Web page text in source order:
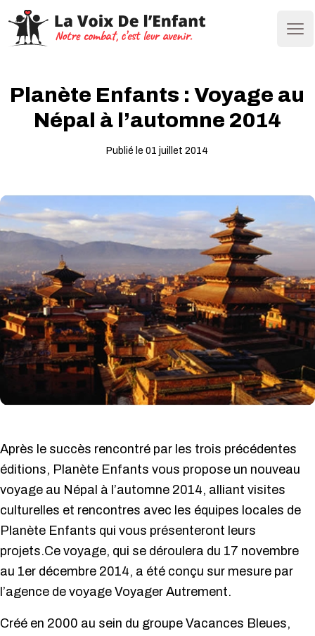
Planète Enfants : Voyage au
Népal à l’automne 2014
Publié le 01 juillet 2014
Après le succès rencontré par les trois précédentes
éditions, Planète Enfants vous propose un nouveau
voyage au Népal à l’automne 2014, alliant visites
culturelles et rencontres avec les équipes locales de
Planète Enfants qui vous présenteront leurs
projets.Ce voyage, qui se déroulera du 17 novembre
au 1er décembre 2014, a été conçu sur mesure par
l’agence de voyage Voyager Autrement.
Créé en 2000 au sein du groupe Vacances Bleues,